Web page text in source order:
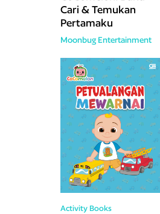
Cari & Temukan
Pertamaku
Moonbug Entertainment
Activity Books